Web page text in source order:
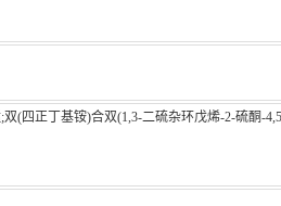
(四正丁基铵)合双(1,3-二硫杂环戊烯-2-硫酮-